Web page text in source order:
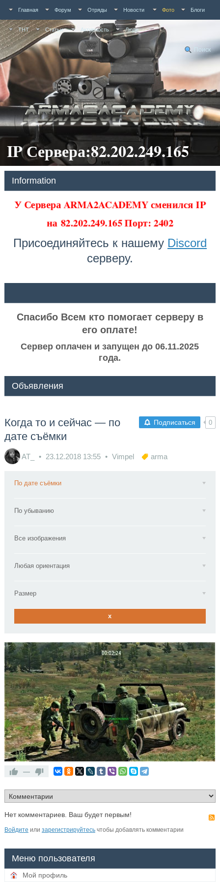
Главная Форум Отряды Новости Фото Блоги
ТНТ Статьи Активность Люди
Поиск
IP Сервера:82.202.249.165
Information
У Сервера ARMA2ACADEMY сменился IP
на 82.202.249.165 Порт: 2402
Присоединяйтесь к нашему Discord
серверу.
Спасибо Всем кто помогает серверу в
его оплате!
Сервер оплачен и запущен до 06.11.2025
года.
Объявления
Подписаться 0
Когда то и сейчас — по
дате съёмки
AT_ 23.12.2018 13:55 Vimpel arma
По дате съёмки
По убыванию
Все изображения
Любая ориентация
Размер
x
—
Нет комментариев. Ваш будет первым!
Войдите или зарегистрируйтесьчтобы добавлять комментарии
Меню пользователя
Мой профиль